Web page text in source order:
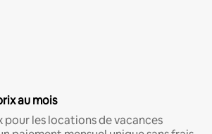
au mois
pour les locations de vacances